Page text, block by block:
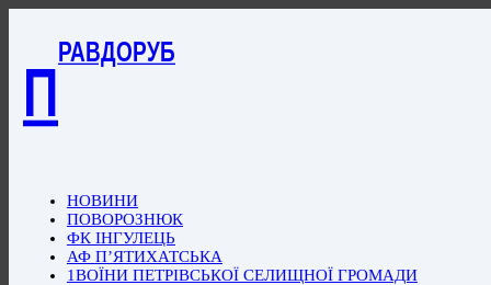
П
РАВДОРУБ
НОВИНИ
ПОВОРОЗНЮК
ФК ІНГУЛЕЦЬ
АФ П’ЯТИХАТСЬКА
1ВОЇНИ ПЕТРІВСЬКОЇ СЕЛИЩНОЇ ГРОМАДИ